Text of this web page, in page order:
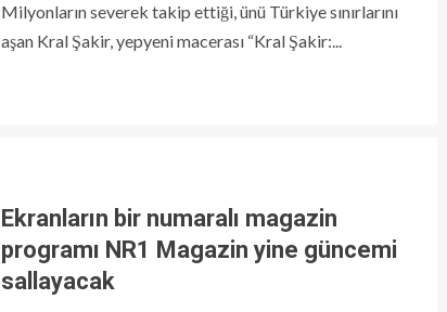
Milyonların severek takip ettiği, ünü Türkiye sınırlarını
aşan Kral Şakir, yepyeni macerası “Kral Şakir:...
Ekranların bir numaralı magazin
programı NR1 Magazin yine güncemi
sallayacak